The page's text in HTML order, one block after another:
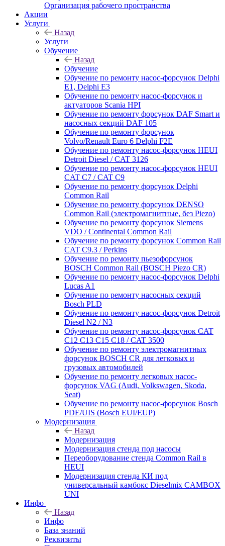
Организация рабочего пространства
Акции
Услуги
Назад
Услуги
Обучение
Назад
Обучение
Обучение по ремонту насос-форсунок Delphi
E1, Delphi E3
Обучение по ремонту насос-форсунок и
актуаторов Scania HPI
Обучение по ремонту форсунок DAF Smart и
насосных секций DAF 105
Обучение по ремонту форсунок
Volvo/Renault Euro 6 Delphi F2E
Обучение по ремонту насос-форсунок HEUI
Detroit Diesel / CAT 3126
Обучение по ремонту насос-форсунок HEUI
CAT C7 / CAT C9
Обучение по ремонту форсунок Delphi
Common Rail
Обучение по ремонту форсунок DENSO
Common Rail (электромагнитные, без Piezo)
Обучение по ремонту форсунок Siemens
VDO / Continental Common Rail
Обучение по ремонту форсунок Common Rail
CAT C9.3 / Perkins
Обучение по ремонту пьезофорсунок
BOSCH Common Rail (BOSCH Piezo CR)
Обучение по ремонту насос-форсунок Delphi
Lucas A1
Обучение по ремонту насосных секций
Bosch PLD
Обучение по ремонту насос-форсунок Detroit
Diesel N2 / N3
Обучение по ремонту насос-форсунок CAT
C12 C13 C15 C18 / CAT 3500
Обучение по ремонту электромагнитных
форсунок BOSCH CR для легковых и
грузовых автомобилей
Обучение по ремонту легковых насос-
форсунок VAG (Audi, Volkswagen, Skoda,
Seat)
Обучение по ремонту насос-форсунок Bosch
PDE/UIS (Bosch EUI/EUP)
Модернизация
Назад
Модернизация
Модернизация стенда под насосы
Переоборудование стенда Common Rail в
HEUI
Модернизация стенда КИ под
универсальный камбокс Dieselmix CAMBOX
UNI
Инфо
Назад
Инфо
База знаний
Реквизиты